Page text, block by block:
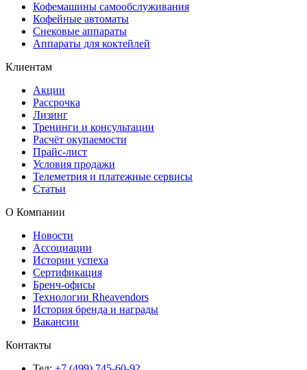
Кофемашины самообслуживания
Кофейные автоматы
Снековые аппараты
Аппараты для коктейлей
Клиентам
Акции
Рассрочка
Лизинг
Тренинги и консультации
Расчёт окупаемости
Прайс-лист
Условия продажи
Телеметрия и платежные сервисы
Статьи
О Компании
Новости
Ассоциации
Истории успеха
Сертификация
Бренч-офисы
Технологии Rheavendors
История бренда и награды
Вакансии
Контакты